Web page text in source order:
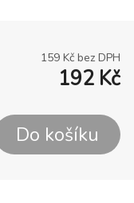
159 Kč bez DPH
192 Kč
Do košíku